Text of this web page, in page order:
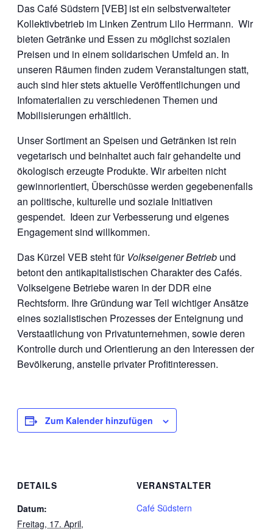
Das Café Südstern [VEB] ist ein selbstverwalteter
Kollektivbetrieb im Linken Zentrum Lilo Herrmann. Wir
bieten Getränke und Essen zu möglichst sozialen
Preisen und in einem solidarischen Umfeld an. In
unseren Räumen finden zudem Veranstaltungen statt,
auch sind hier stets aktuelle Veröffentlichungen und
Infomaterialien zu verschiedenen Themen und
Mobilisierungen erhältlich.
Unser Sortiment an Speisen und Getränken ist rein
vegetarisch und beinhaltet auch fair gehandelte und
ökologisch erzeugte Produkte. Wir arbeiten nicht
gewinnorientiert, Überschüsse werden gegebenenfalls
an politische, kulturelle und soziale Initiativen
gespendet. Ideen zur Verbesserung und eigenes
Engagement sind willkommen.
Das Kürzel VEB steht für Volkseigener Betrieb und
betont den antikapitalistischen Charakter des Cafés.
Volkseigene Betriebe waren in der DDR eine
Rechtsform. Ihre Gründung war Teil wichtiger Ansätze
eines sozialistischen Prozesses der Enteignung und
Verstaatlichung von Privatunternehmen, sowie deren
Kontrolle durch und Orientierung an den Interessen der
Bevölkerung, anstelle privater Profitinteressen.
Zum Kalender hinzufügen
DETAILS
Datum:
Freitag, 17. April,
VERANSTALTER
Café Südstern